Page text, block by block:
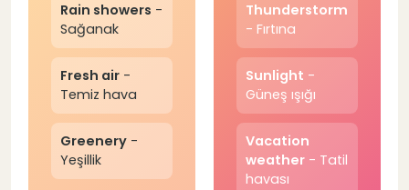
Rain showers -
Sağanak
Fresh air -
Temiz hava
Greenery -
Yeşillik
Thunderstorm
- Fırtına
Sunlight -
Güneş ışığı
Vacation
weather - Tatil
havası